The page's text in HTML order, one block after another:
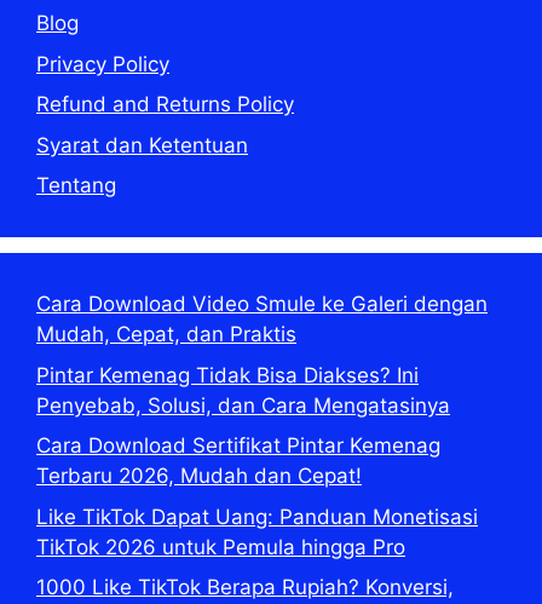
Blog
Privacy Policy
Refund and Returns Policy
Syarat dan Ketentuan
Tentang
Cara Download Video Smule ke Galeri dengan
Mudah, Cepat, dan Praktis
Pintar Kemenag Tidak Bisa Diakses? Ini
Penyebab, Solusi, dan Cara Mengatasinya
Cara Download Sertifikat Pintar Kemenag
Terbaru 2026, Mudah dan Cepat!
Like TikTok Dapat Uang: Panduan Monetisasi
TikTok 2026 untuk Pemula hingga Pro
1000 Like TikTok Berapa Rupiah? Konversi,